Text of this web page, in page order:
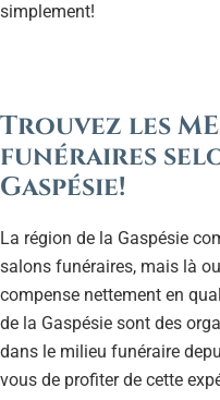
simplement!
Trouvez les
funéraires
Gaspésie!
La région de la Gaspésie
salons funéraires, mais là
compense nettement en
de la Gaspésie sont des
dans le milieu funéraire
vous de profiter de cette